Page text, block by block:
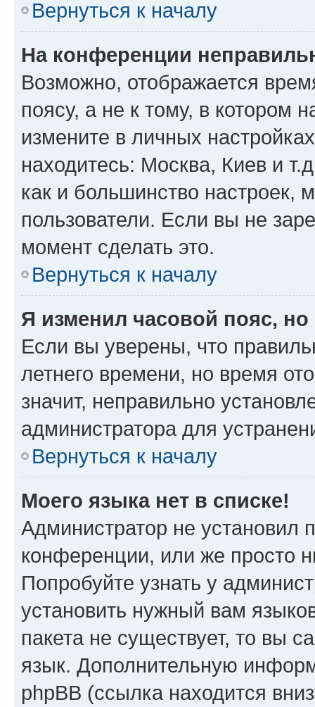
Вернуться к началу
На конференции
Возможно, отображается
поясу, а не к тому, в котором
измените в личных
находитесь: Москва, Киев и
как и большинство настроек,
пользователи. Если вы не
момент сделать это.
Вернуться к началу
Я изменил часовой пояс,
Если вы уверены, что
летнего времени, но время
значит, неправильно
администратора для
Вернуться к началу
Моего языка нет в списке!
Администратор не установил
конференции, или же просто
Попробуйте узнать у
установить нужный вам
пакета не существует, то вы
язык. Дополнительную
phpBB (ссылка находится